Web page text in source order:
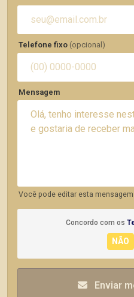
Telefone fixo (opcional)
Mensagem
Você pode editar esta mensagem
Concordo com os
Enviar